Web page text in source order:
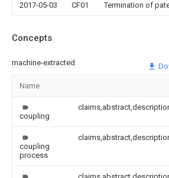
2017-05-03 CF01 Termination of
Concepts
machine-extracted
Name
coupling
coupling
process